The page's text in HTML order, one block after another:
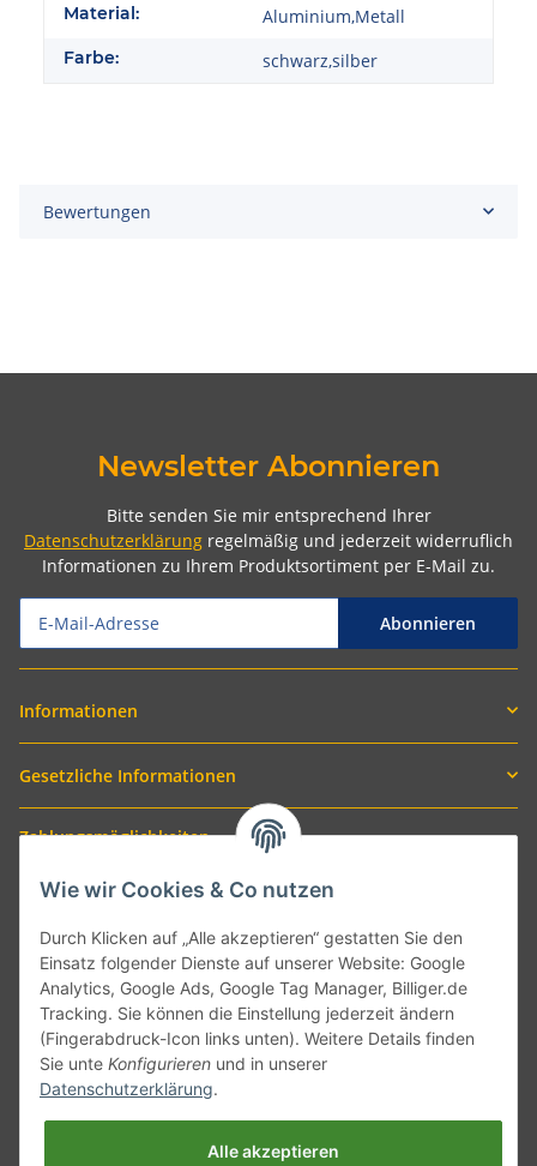
Material: Aluminium,Metall
Farbe: schwarz,silber
Bewertungen
Newsletter Abonnieren
Bitte senden Sie mir entsprechend Ihrer
Datenschutzerklärung regelmäßig und jederzeit widerruflich
Informationen zu Ihrem Produktsortiment per E-Mail zu.
Abonnieren
Informationen
Gesetzliche Informationen
Zahlungsmöglichkeiten
Versand mit
Wie wir Cookies & Co nutzen
Durch Klicken auf „Alle akzeptieren“ gestatten Sie den
Einsatz folgender Dienste auf unserer Website: Google
Analytics, Google Ads, Google Tag Manager, Billiger.de
Tracking. Sie können die Einstellung jederzeit ändern
(Fingerabdruck-Icon links unten). Weitere Details finden
Sie unte Konfigurieren und in unserer
Datenschutzerklärung.
Alle akzeptieren